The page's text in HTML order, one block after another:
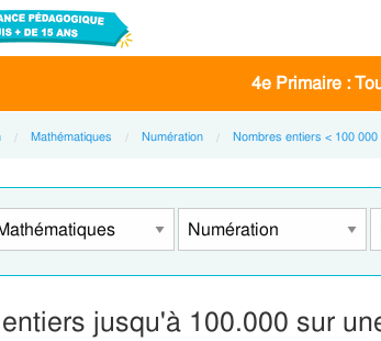
4e Primaire :
Mathématiques Numération Nombres entiers < 100 000
jusqu'à 100.000 sur